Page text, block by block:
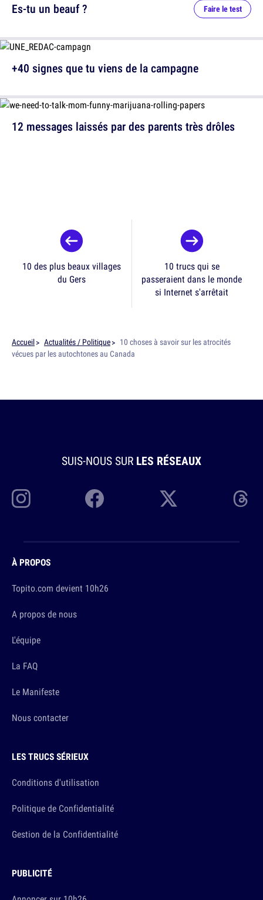
12 messages laissés par des parents très drôles
Es-tu un beauf ? Faire le test
+40 signes que tu viens de la campagne
10 des plus beaux villages
du Gers
10 trucs qui se
passeraient dans le monde
si Internet s'arrêtait
Accueil Actualités / Politique
10 choses à savoir sur les atrocités
vécues par les autochtones au Canada
SUIS-NOUS SUR LES RÉSEAUX
À PROPOS
Topito.com devient 10h26
A propos de nous
L'équipe
La FAQ
Le Manifeste
Nous contacter
LES TRUCS SÉRIEUX
Conditions d'utilisation
Politique de Confidentialité
Gestion de la Confidentialité
PUBLICITÉ